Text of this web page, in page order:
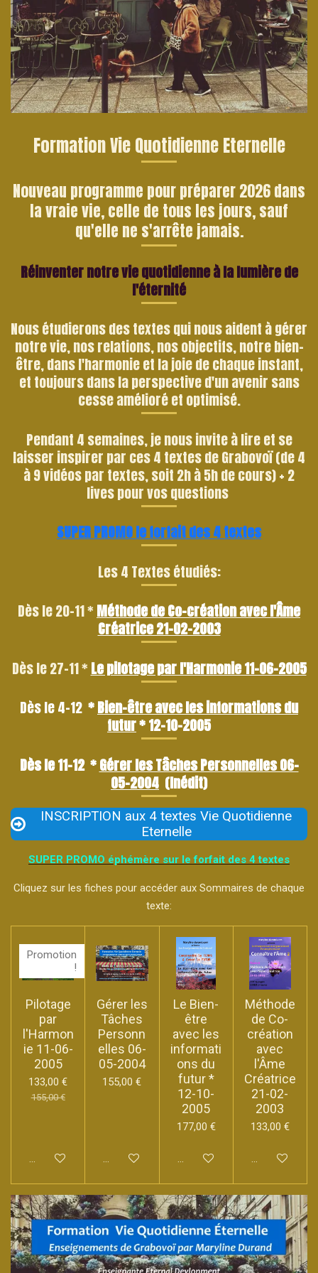
Formation Vie Quotidienne Eternelle
Nouveau programme pour préparer 2026 dans
la vraie vie, celle de tous les jours, sauf
qu'elle ne s'arrête jamais.
Réinventer notre vie quotidienneà la lumière de
l'éternité
Nous étudierons des textes qui nous aident à gérer
notre vie, nos relations, nos objectifs, notre bien-
être, dans l'harmonie et la joie de chaque instant,
et toujours dans la perspective d'un avenir sans
cesse amélioré et optimisé.
Pendant 4 semaines, je nous invite à lire et se
laisser inspirer par ces 4 textes de Grabovoï (de 4
à 9 vidéos par textes, soit 2h à 5h de cours) + 2
lives pour vos questions
SUPER PROMO le forfait des 4 textes
Les 4 Textes étudiés:
Dès le 20-11 * Méthode de Co-création avec l'Âme
Créatrice 21-02-2003
Dès le 27-11 * Le pilotage par l'Harmonie 11-06-2005
Dès le 4-12 *Bien-être avec les informations du
futur* 12-10-2005
Dès le 11-12 *Gérer les Tâches Personnelles 06-
05-2004 (Inédit)
INSCRIPTION aux 4 textes Vie Quotidienne
Eternelle
SUPER PROMO éphémère sur le forfait des 4 textes
Cliquez sur les fiches pour accéder aux Sommaires de chaque
texte:
Promotion
!
Pilotage
par
l'Harmon
ie 11-06-
2005
133,00 €
155,00 €
Ajouter au panier
Gérer les
Tâches
Personn
elles 06-
05-2004
155,00 €
Ajouter au panier
Le Bien-
être
avec les
informati
ons du
futur *
12-10-
2005
177,00 €
Ajouter au panier
Méthode
de Co-
création
avec
l'Âme
Créatrice
21-02-
2003
133,00 €
Ajouter au